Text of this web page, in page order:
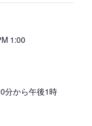
1:00
分から午後1時